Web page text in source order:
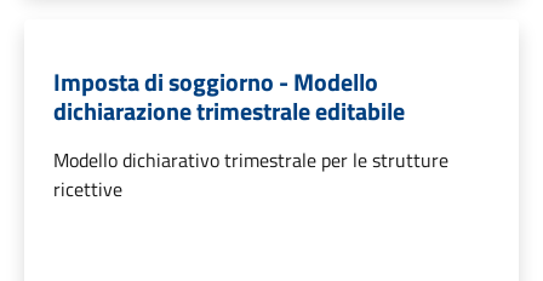
Imposta di soggiorno - Modello
dichiarazione trimestrale editabile
Modello dichiarativo trimestrale per le strutture
ricettive